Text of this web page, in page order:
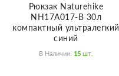
Рюкзак Naturehike
NH17A017-B 30л
компактный ультралегкий
синий
В Наличии: 15 Шт.